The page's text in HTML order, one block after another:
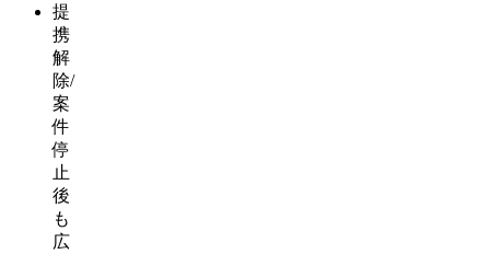
提
携
解
除/
案
件
停
止
後
も
広